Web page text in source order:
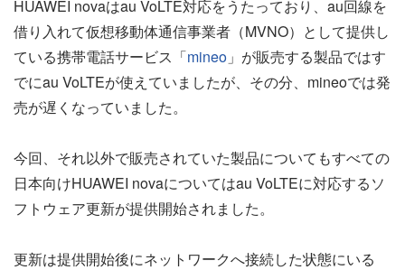
HUAWEI novaはau VoLTE対応をうたっており、au回線を
借り入れて仮想移動体通信事業者（MVNO）として提供し
ている携帯電話サービス「mineo 」が販売する製品ではす
でにau VoLTEが使えていましたが、その分、mineoでは発
売が遅くなっていました。
今回、それ以外で販売されていた製品についてもすべての
日本向けHUAWEI novaについてはau VoLTEに対応するソ
フトウェア更新が提供開始されました。
更新は提供開始後にネットワークへ接続した状態にいる